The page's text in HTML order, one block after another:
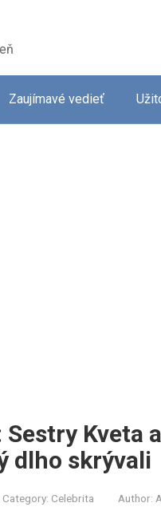
Zaujímavé vedieť
Sestry Kveta
dlho skrývali
Category: Celebrita Author: